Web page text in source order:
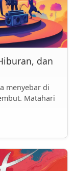
dan
menyebar di
Matahari